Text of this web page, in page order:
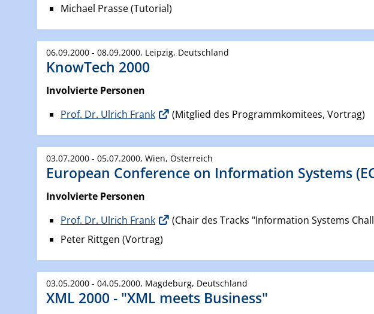
Michael Prasse (Tutorial)
06.09.2000 - 08.09.2000, Leipzig, Deutschland
KnowTech 2000
Involvierte Personen
Prof. Dr. Ulrich Frank
(Mitglied des Programmkomitees, Vortrag)
03.07.2000 - 05.07.2000, Wien, Österreich
European Conference on Information Systems
Involvierte Personen
Prof. Dr. Ulrich Frank
(Chair des Tracks "Information Systems
Peter Rittgen (Vortrag)
03.05.2000 - 04.05.2000, Magdeburg, Deutschland
XML 2000 - "XML meets Business"